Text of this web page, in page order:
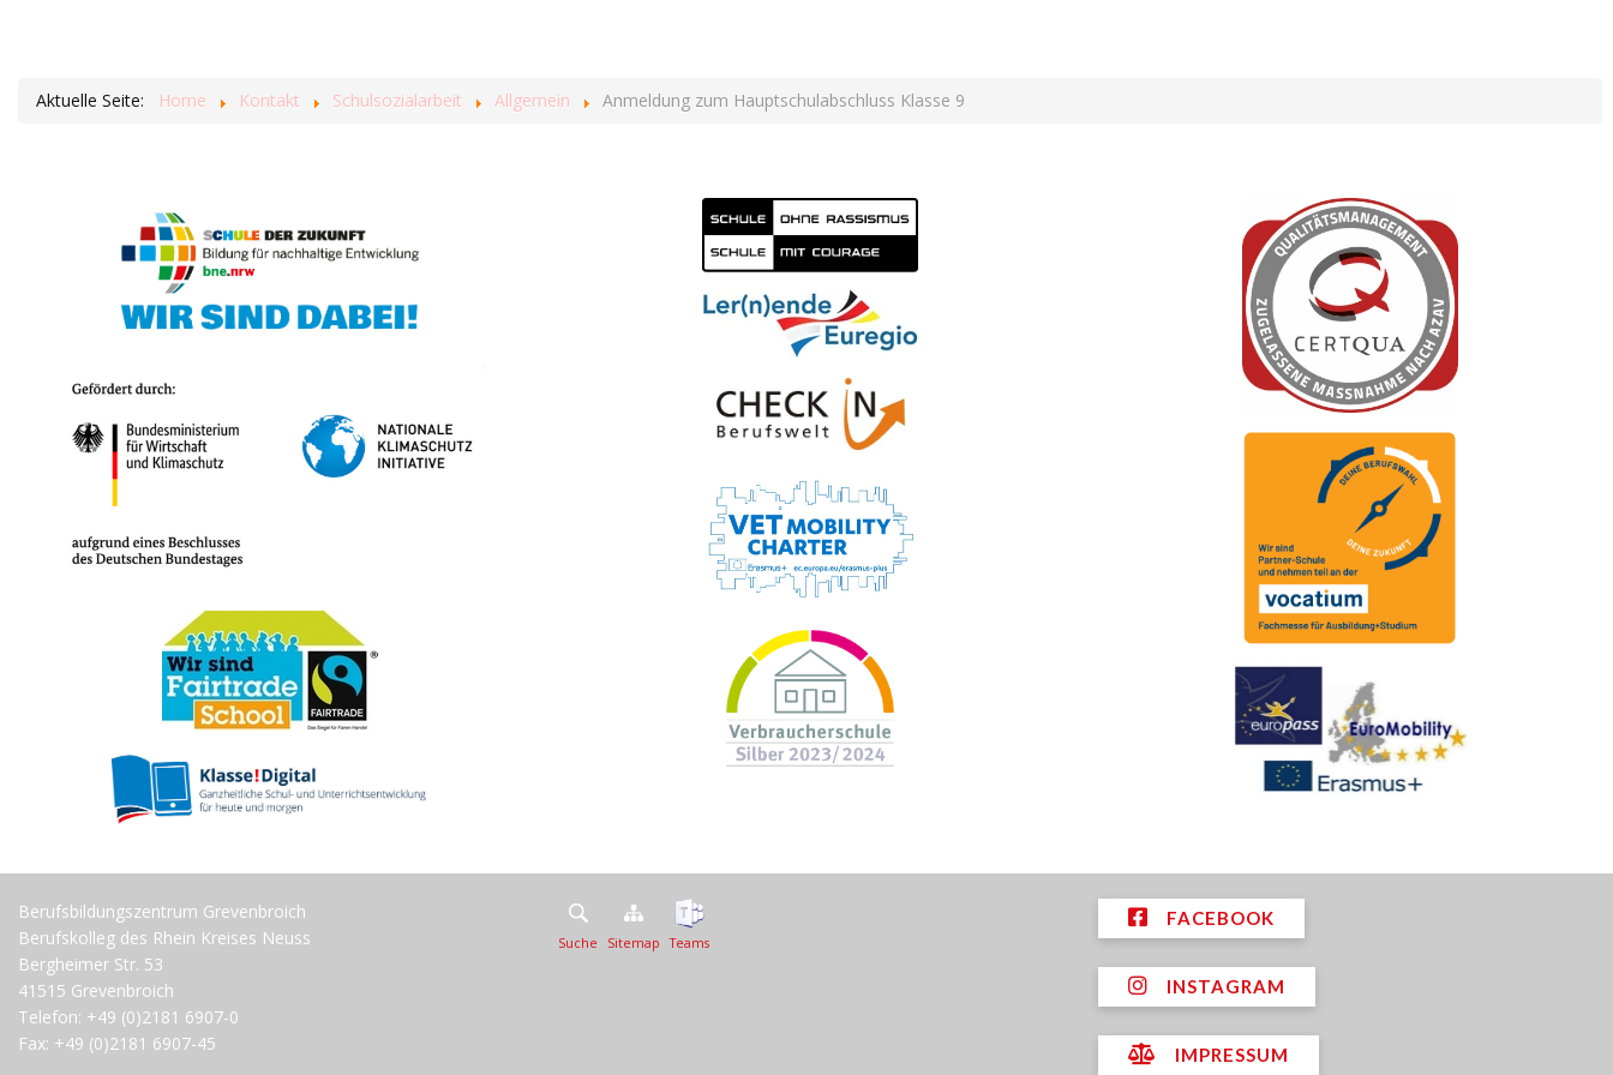
Aktuelle Seite: Home Kontakt Schulsozialarbeit Allgemein Anmeldung zum Hauptschulabschluss Klasse 9
Berufsbildungszentrum Grevenbroich
Berufskolleg des Rhein Kreises Neuss
Bergheimer Str. 53
41515 Grevenbroich
Telefon: +49 (0)2181 6907-0
Fax: +49 (0)2181 6907-45
Suche Sitemap Teams
FACEBOOK
INSTAGRAM
IMPRESSUM